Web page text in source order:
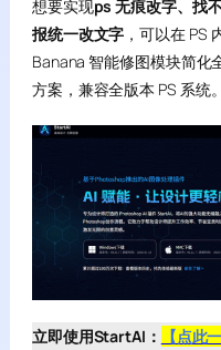
想要实现ps 无痕改字、找
报统一改文字 ，可以在 PS
Banana 智能修图模块简化
方案，兼容全版本 PS 系统。
立即使用StartAI： 【点此